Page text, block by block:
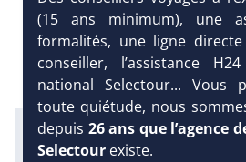
Infos météo :
29 °C
270 mm
(15 ans minimum), une
formalités, une ligne
conseiller, l’assistance
national Selectour... Vous
toute quiétude, nous
depuis 26 ans que l’agence
Selectour existe.